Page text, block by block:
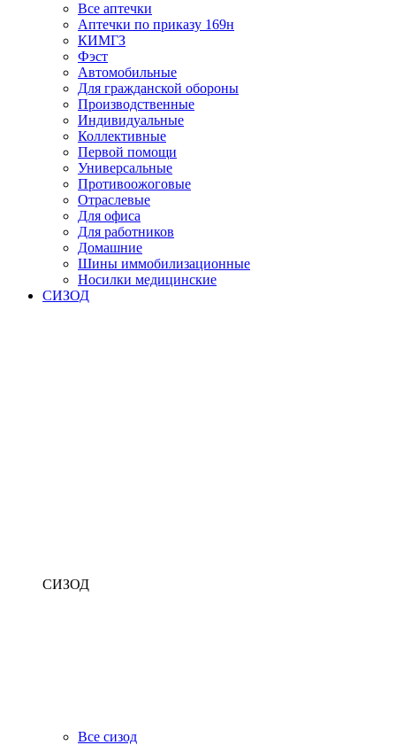
Все аптечки
Аптечки по приказу 169н
КИМГЗ
Фэст
Автомобильные
Для гражданской обороны
Производственные
Индивидуальные
Коллективные
Первой помощи
Универсальные
Противоожоговые
Отраслевые
Для офиса
Для работников
Домашние
Шины иммобилизационные
Носилки медицинские
СИЗОД
СИЗОД
Все сизод